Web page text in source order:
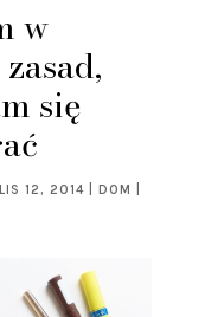
w
się
LIS 12, 2014 DOM